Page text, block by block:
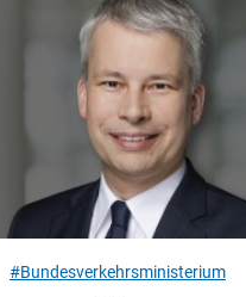
#Bundesverkehrsministerium